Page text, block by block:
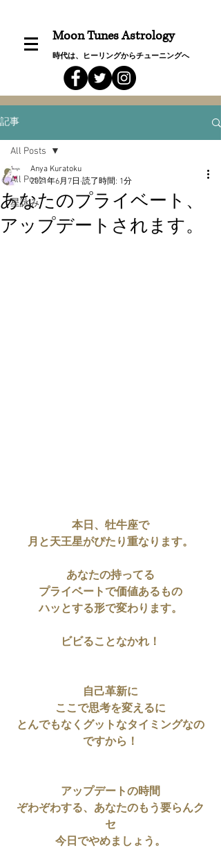
Moon Tunes Astrology
時代は、ヒーリングからチューニングへ
記事
All Posts
星詠み
All Posts
あなたのプライベート、
アップデートされます。
Anya Kuratoku
2021年6月7日 読了時間: 1分
本日、牡牛座で
月と天王星がぴたり重なります。
あなたの持ってる
プライベートで価値あるもの
ハッとする形で変わります。
ビビることなかれ！
自己革新に
ここで思考を変えるに
とんでもなくグットなタイミングなの
ですから！
アップデートの時間
ぞわぞわする、あなたのもう要らんク
セ
今日でやめましょう。